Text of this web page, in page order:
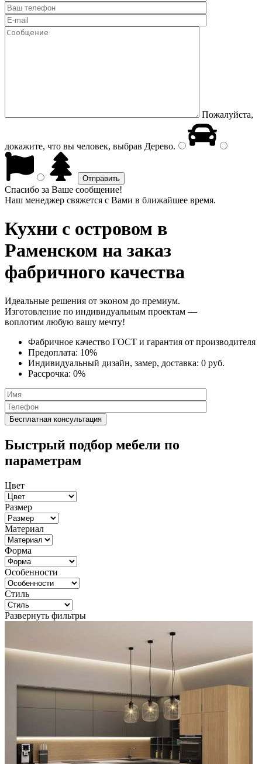
Пожалуйста,
докажите, что вы человек, выбрав Дерево.
Спасибо за Ваше сообщение!
Наш менеджер свяжется с Вами в ближайшее время.
Кухни с островом в
Раменском на заказ
фабричного качества
Идеальные решения от эконом до премиум.
Изготовление по индивидуальным проектам —
воплотим любую вашу мечту!
Фабричное качество ГОСТ и гарантия от производителя
Предоплата: 10%
Индивидуальный дизайн, замер, доставка: 0 руб.
Рассрочка: 0%
Быстрый подбор мебели по
параметрам
Цвет
Размер
Материал
Форма
Особенности
Стиль
Развернуть фильтры